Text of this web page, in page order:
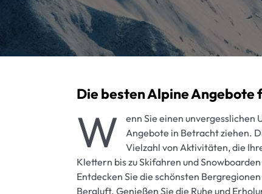
Die besten Alpine Angebote
W
enn Sie einen unvergesslichen
Angebote in Betracht ziehen.
Vielzahl von Aktivitäten, die
Klettern bis zu Skifahren und
Entdecken Sie die schönsten
Bergluft. Genießen Sie die Ruhe und